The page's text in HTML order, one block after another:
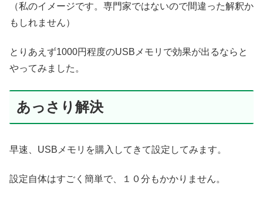
（私のイメージです。専門家ではないので間違った解釈か
もしれません）
とりあえず1000円程度のUSBメモリで効果が出るならと
やってみました。
あっさり解決
早速、USBメモリを購入してきて設定してみます。
設定自体はすごく簡単で、１０分もかかりません。